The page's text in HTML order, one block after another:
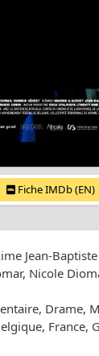
Fiche IMDb (EN)
Jean-Baptiste
Nicole
Drame,
France,